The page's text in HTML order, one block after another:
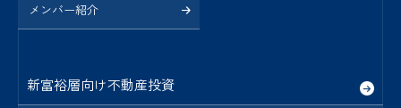
メンバー紹介
新富裕層向け不動産投資